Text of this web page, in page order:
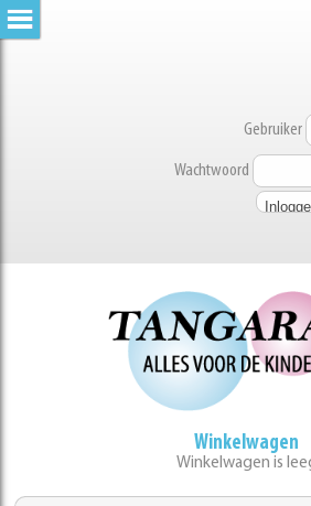
Gebruiker
Wachtwoord
Winkelwagen
Winkelwagen is